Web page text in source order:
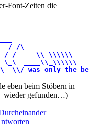
Font-Zeiten die
/\___ __ _ _
/ /     \\ \\\\\\
\_\  ____\\_\\\\\\
was only the
eben beim Stöbern in
wieder gefunden…)
|